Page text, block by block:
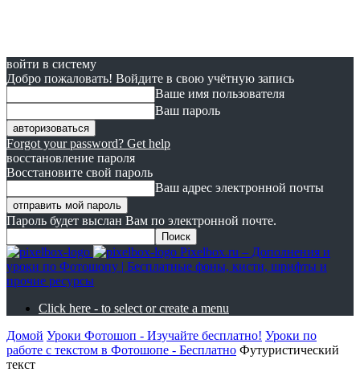
войти в систему
Добро пожаловать! Войдите в свою учётную запись
Ваше имя пользователя
Ваш пароль
Forgot your password? Get help
восстановление пароля
Восстановите свой пароль
Ваш адрес электронной почты
Пароль будет выслан Вам по электронной почте.
Pixelbox.ru – Дополнения и
уроки по Фотошопу | Бесплатные фоны, кисти, шрифты и
прочие ресурсы
Click here - to select or create a menu
Домой Уроки Фотошоп - Изучайте бесплатно! Уроки по
работе с текстом в Фотошопе - Бесплатно Футуристический
текст